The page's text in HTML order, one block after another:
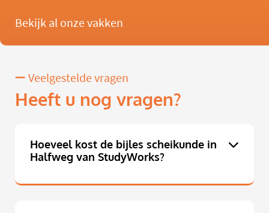
Bekijk al onze vakken
Veelgestelde vragen
Heeft u nog vragen?
Hoeveel kost de bijles scheikunde in
Halfweg van StudyWorks?